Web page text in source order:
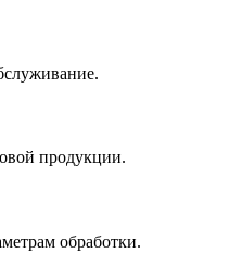
продукции.
обработки.